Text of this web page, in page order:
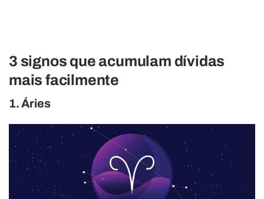
3 signos que acumulam dívidas
mais facilmente
1. Áries